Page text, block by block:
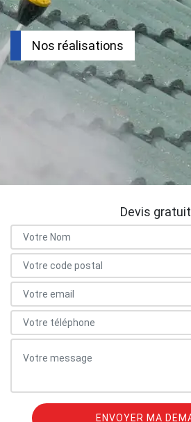
Nos réalisations
Devis gratuit